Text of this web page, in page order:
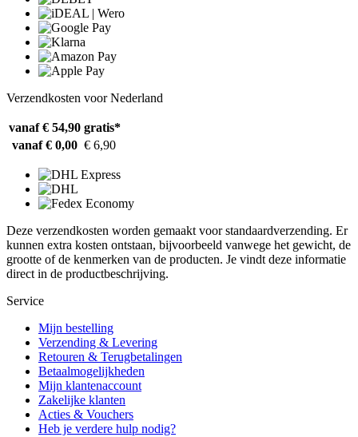
Verzendkosten voor Nederland
vanaf € 54,90 gratis*
vanaf € 0,00 € 6,90
Deze verzendkosten worden gemaakt voor standaardverzending. Er
kunnen extra kosten ontstaan, bijvoorbeeld vanwege het gewicht, de
grootte of de kenmerken van de producten. Je vindt deze informatie
direct in de productbeschrijving.
Service
Mijn bestelling
Verzending & Levering
Retouren & Terugbetalingen
Betaalmogelijkheden
Mijn klantenaccount
Zakelijke klanten
Acties & Vouchers
Heb je verdere hulp nodig?